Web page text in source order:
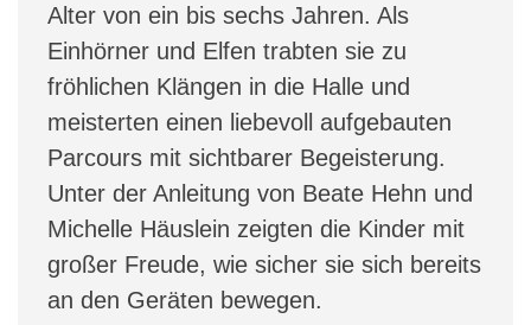
Alter von ein bis sechs Jahren. Als
Einhörner und Elfen trabten sie zu
fröhlichen Klängen in die Halle und
meisterten einen liebevoll aufgebauten
Parcours mit sichtbarer Begeisterung.
Unter der Anleitung von Beate Hehn und
Michelle Häuslein zeigten die Kinder mit
großer Freude, wie sicher sie sich bereits
an den Geräten bewegen.